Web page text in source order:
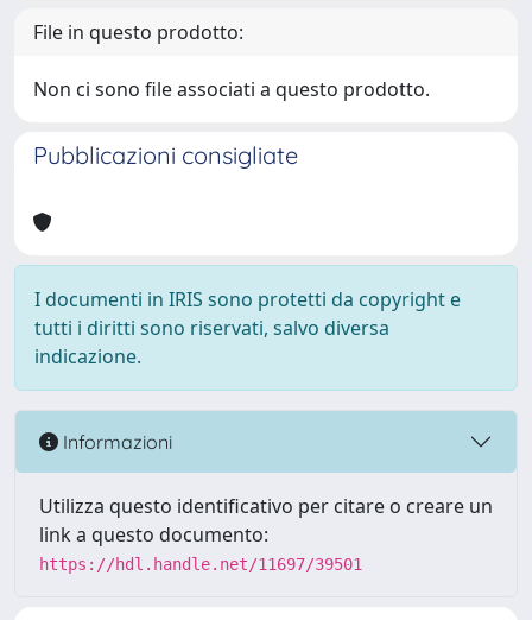
File in questo prodotto:
Non ci sono file associati a questo prodotto.
Pubblicazioni consigliate
I documenti in IRIS sono protetti da copyright e
tutti i diritti sono riservati, salvo diversa
indicazione.
Informazioni
Utilizza questo identificativo per citare o creare un
link a questo documento:
https://hdl.handle.net/11697/39501